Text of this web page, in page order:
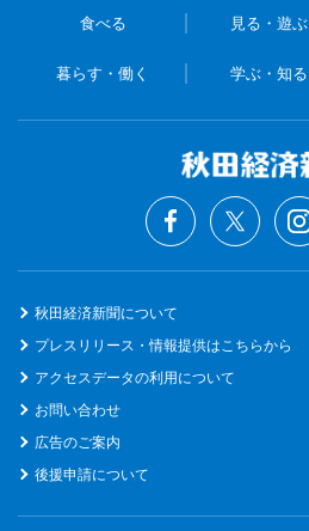
食べる 見る・遊ぶ
暮らす・働く 学ぶ・知る
秋田経済新聞について
プレスリリース・情報提供はこちらから
アクセスデータの利用について
お問い合わせ
広告のご案内
後援申請について